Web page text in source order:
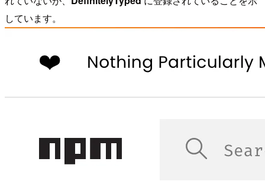
しています。